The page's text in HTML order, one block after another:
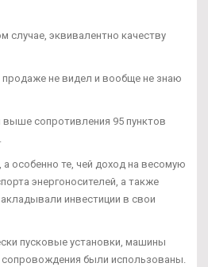
случае, эквивалентно качеству
продаже не видел и вообще не знаю
выше сопротивления 95 пунктов
особенно те, чей доход на весомую
энергоносителей, а также
инвестиции в свои
пусковые установки, машины
сопровождения были использованы.